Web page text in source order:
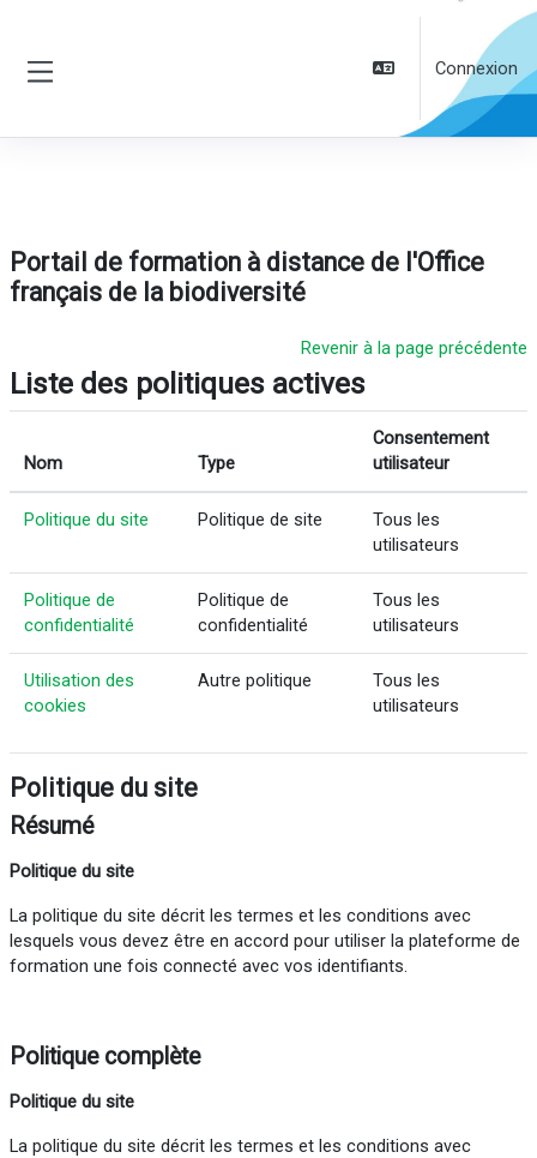
Connexion
Portail de formation à distance de l'Office
français de la biodiversité
Revenir à la page précédente
Liste des politiques actives
Nom Type
Consentement
utilisateur
Politique du site Politique de site
Tous les
utilisateurs
Politique de
confidentialité
Politique de
confidentialité
Tous les
utilisateurs
Utilisation des
cookies
Autre politique
Tous les
utilisateurs
Politique du site
Résumé
Politique du site
La politique du site décrit les termes et les conditions avec
lesquels vous devez être en accord pour utiliser la plateforme de
formation une fois connecté avec vos identifiants.
Politique complète
Politique du site
La politique du site décrit les termes et les conditions avec